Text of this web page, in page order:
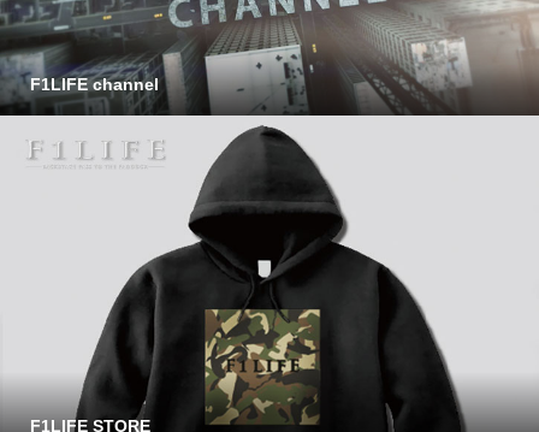
F1LIFE channel
F1LIFE STORE